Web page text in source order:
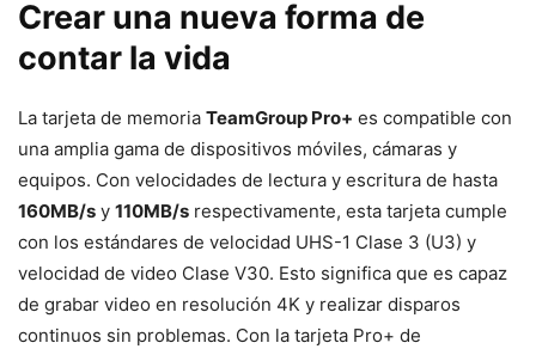
Crear una nueva forma de
contar la vida
La tarjeta de memoria TeamGroup Pro+ es compatible con
una amplia gama de dispositivos móviles, cámaras y
equipos. Con velocidades de lectura y escritura de hasta
160MB/s y 110MB/s respectivamente, esta tarjeta cumple
con los estándares de velocidad UHS-1 Clase 3 (U3) y
velocidad de video Clase V30. Esto significa que es capaz
de grabar video en resolución 4K y realizar disparos
continuos sin problemas. Con la tarjeta Pro+ de